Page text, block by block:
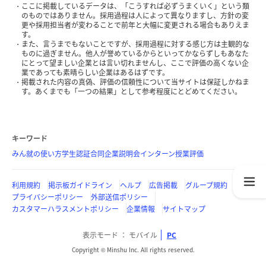
ここに掲載しているデータは、「こうすれば必ずうまくいく」という類
のものではありません。採用過程は人によって異なりますし、方針の変
更や採用担当者が変わることで前年と大幅に変更される場合もありえま
す。
また、言うまでもないことですが、採用過程に対する感じ方は主観的な
ものに過ぎません。他人が誉めているからといってかならずしもあなた
にとって望ましい企業とは言い切れませんし、ここで評価の高くない企
業であっても素晴らしい企業はあるはずです。
掲載された内容の真偽、評価の信頼性について当サイトは保証しかねま
す。あくまでも「一つの結果」として参考程度にとどめてください。
キーワード
みん就の使い方学生認証合同企業説明会インターン授業評価
利用規約 掲示板ガイドライン ヘルプ 広告掲載
グループ規約
プライバシーポリシー
外部送信ポリシー
カスタマーハラスメントポリシー
企業情報 サイトマップ
表示モード モバイル PC
Copyright © Minshu Inc. All rights reserved.